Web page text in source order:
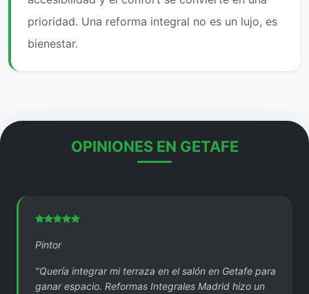
prioridad. Una reforma integral no es un lujo, es
bienestar.
OPINIONES EN GETAFE
Pintor
"Quería integrar mi terraza en el salón en Getafe para
ganar espacio. Reformas Integrales Madrid hizo un